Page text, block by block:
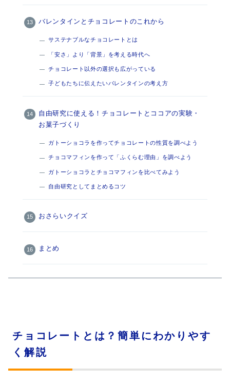
バレンタインとチョコレートのこれから
サステナブルなチョコレートとは
「安さ」より「背景」を考える時代へ
チョコレート以外の選択も広がっている
子どもたちに伝えたいバレンタインの考え方
自由研究に使える！チョコレートとココアの実験・
お菓子づくり
ガトーショコラを作ってチョコレートの性質を調べよう
チョコマフィンを作って「ふくらむ理由」を調べよう
ガトーショコラとチョコマフィンを比べてみよう
自由研究としてまとめるコツ
おさらいクイズ
まとめ
チョコレートとは？簡単にわかりやす
く解説